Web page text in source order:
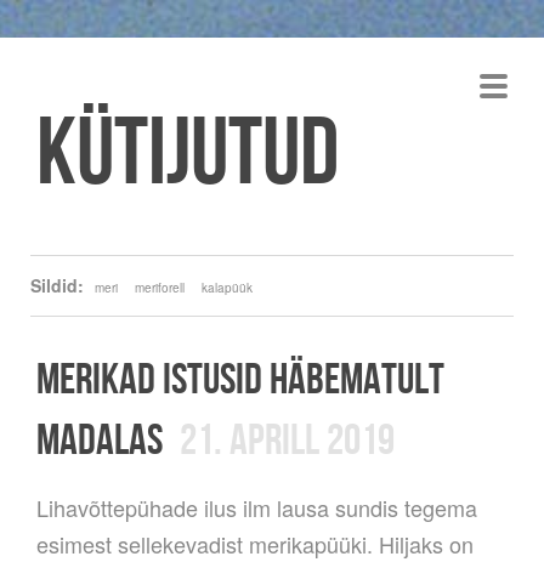
Kütijutud
Sildid: meri meriforell kalapüük
MERIKAD ISTUSID HÄBEMATULT
MADALAS 21. APRILL 2019
Lihavõttepühade ilus ilm lausa sundis tegema
esimest sellekevadist merikapüüki. Hiljaks on